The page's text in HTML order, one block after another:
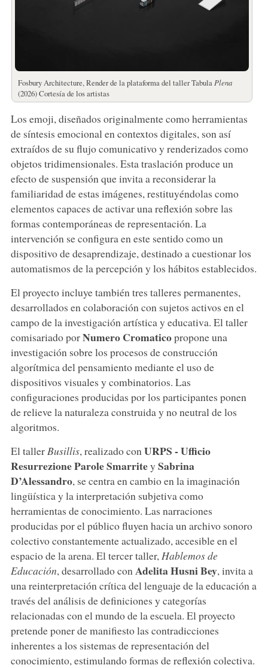
Fosbury Architecture, Render de la plataforma del taller Tabula Plena
(2026) Cortesía de los artistas
Los emoji, diseñados originalmente como herramientas
de síntesis emocional en contextos digitales, son así
extraídos de su flujo comunicativo y renderizados como
objetos tridimensionales. Esta traslación produce un
efecto de suspensión que invita a reconsiderar la
familiaridad de estas imágenes, restituyéndolas como
elementos capaces de activar una reflexión sobre las
formas contemporáneas de representación. La
intervención se configura en este sentido como un
dispositivo de desaprendizaje, destinado a cuestionar los
automatismos de la percepción y los hábitos establecidos.
El proyecto incluye también tres talleres permanentes,
desarrollados en colaboración con sujetos activos en el
campo de la investigación artística y educativa. El taller
comisariado porNumeroCromaticopropone una
investigación sobre los procesos de construcción
algorítmica del pensamiento mediante el uso de
dispositivos visuales y combinatorios. Las
configuraciones producidas por los participantes ponen
de relieve la naturaleza construida y no neutral de los
algoritmos.
El taller Busillis, realizado con URPS - Ufficio
Resurrezione Parole Smarritey Sabrina
D’Alessandro, se centra en cambio en la imaginación
lingüística y la interpretación subjetiva como
herramientas de conocimiento. Las narraciones
producidas por el público fluyen hacia un archivo sonoro
colectivo constantemente actualizado, accesible en el
espacio de la arena. El tercer taller, Hablemos de
Educación, desarrollado con Adelita Husni Bey, invita a
una reinterpretación crítica del lenguaje de la educación a
través del análisis de definiciones y categorías
relacionadas con el mundo de la escuela. El proyecto
pretende poner de manifiesto las contradicciones
inherentes a los sistemas de representación del
conocimiento, estimulando formas de reflexión colectiva.